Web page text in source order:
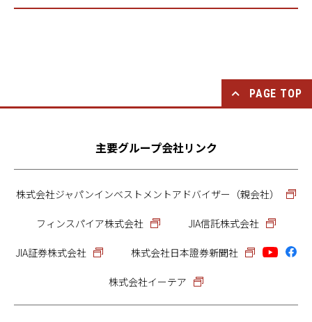
PAGE TOP
主要グループ会社リンク
株式会社ジャパンインベストメントアドバイザー（親会社）
フィンスパイア株式会社 JIA信託株式会社
JIA証券株式会社 株式会社日本證券新聞社
株式会社イーテア